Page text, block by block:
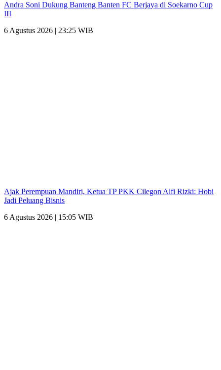
Andra Soni Dukung Banteng Banten FC Berjaya di Soekarno Cup
III
6 Agustus 2026 | 23:25 WIB
Ajak Perempuan Mandiri, Ketua TP PKK Cilegon Alfi Rizki: Hobi
Jadi Peluang Bisnis
6 Agustus 2026 | 15:05 WIB